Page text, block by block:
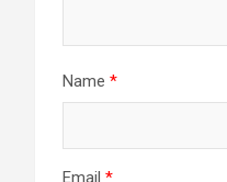
Name *
Email *